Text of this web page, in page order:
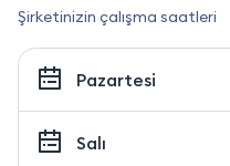
Şirketinizin çalışma saatleri
Pazartesi
Salı